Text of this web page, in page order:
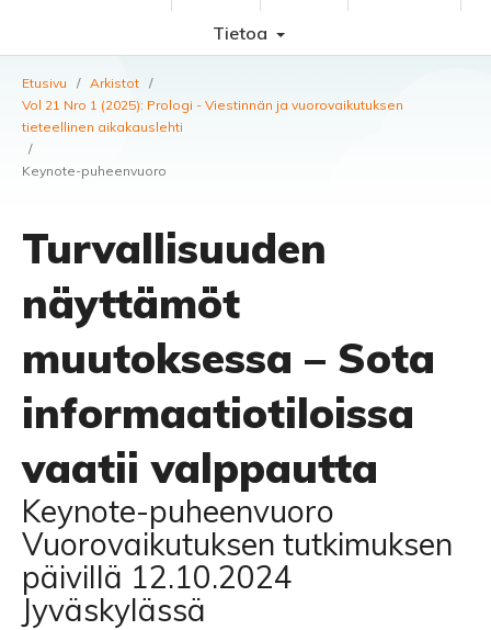
Tietoa
Etusivu / Arkistot /
Vol 21 Nro 1 (2025): Prologi - Viestinnän ja vuorovaikutuksen
tieteellinen aikakauslehti
/
Keynote-puheenvuoro
Turvallisuuden
näyttämöt
muutoksessa – Sota
informaatiotiloissa
vaatii valppautta
Keynote-puheenvuoro
Vuorovaikutuksen tutkimuksen
päivillä 12.10.2024
Jyväskylässä